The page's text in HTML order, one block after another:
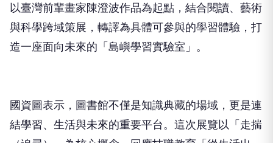
以臺灣前輩畫家陳澄波作品為起點，結合閱讀、藝術
與科學跨域策展，轉譯為具體可參與的學習體驗，打
造一座面向未來的「島嶼學習實驗室」。
國資圖表示，圖書館不僅是知識典藏的場域，更是連
結學習、生活與未來的重要平台。這次展覽以「走揣